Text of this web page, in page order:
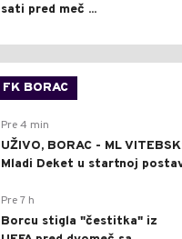
sati pred meč ...
FK BORAC
Pre 4 min
UŽIVO, BORAC - ML
Mladi Deket u startnoj
Pre 7 h
Borcu stigla "čestitka" iz